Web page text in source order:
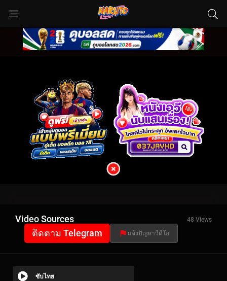
Video Sources 48 Views
ติดตาม Telegram แจ้งปัญหาวีดีโอ
ซับไทย